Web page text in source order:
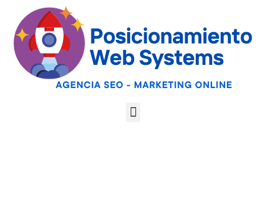
Optimiza tu web
para las AI
Google
Overviews y los
LLMs
Analiza tu web gratis